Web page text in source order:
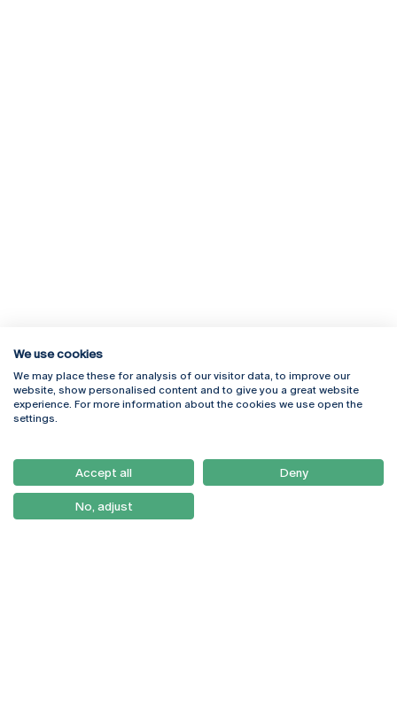
Rua Diogo Botelho 1327
4169-005 Porto
+351 226 196 240
Campus Online
Webmail
Como Chegar
Newsletter
We use cookies
We may place these for analysis of our visitor data, to improve our
website, show personalised content and to give you a great website
experience. For more information about the cookies we use open the
settings.
Accept all Deny
No, adjust